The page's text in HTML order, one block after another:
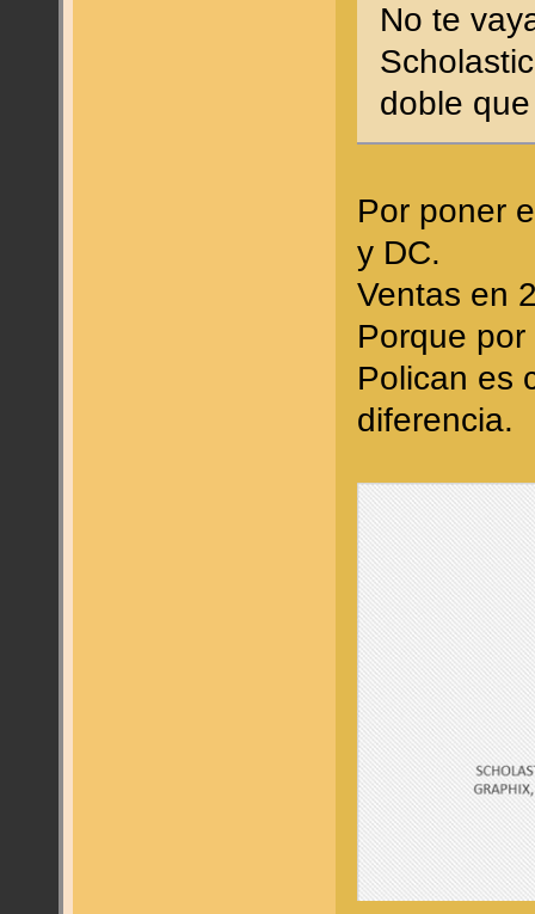
No te
doble
Por poner
y DC.
Ventas en
Porque
Polican es
diferencia.